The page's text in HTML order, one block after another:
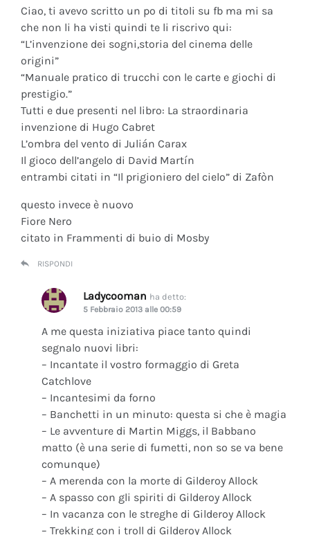
Ciao, ti avevo scritto un po di titoli su fb ma mi sa
che non li ha visti quindi te li riscrivo qui:
“L’invenzione dei sogni,storia del cinema delle
origini”
“Manuale pratico di trucchi con le carte e giochi di
prestigio.”
Tutti e due presenti nel libro: La straordinaria
invenzione di Hugo Cabret
L’ombra del vento di Julián Carax
Il gioco dell’angelo di David Martín
entrambi citati in “Il prigioniero del cielo” di Zafòn
questo invece è nuovo
Fiore Nero
citato in Frammenti di buio di Mosby
RISPONDI
Ladycooman ha detto:
5 Febbraio 2013 alle 00:59
A me questa iniziativa piace tanto quindi
segnalo nuovi libri:
– Incantate il vostro formaggio di Greta
Catchlove
– Incantesimi da forno
– Banchetti in un minuto: questa si che è magia
– Le avventure di Martin Miggs, il Babbano
matto (è una serie di fumetti, non so se va bene
comunque)
– A merenda con la morte di Gilderoy Allock
– A spasso con gli spiriti di Gilderoy Allock
– In vacanza con le streghe di Gilderoy Allock
– Trekking con i troll di Gilderoy Allock